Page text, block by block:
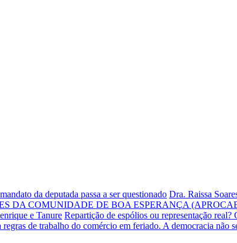
da deputada passa a ser questionado Dra. Raissa
DA COMUNIDADE DE BOA ESPERANÇA
e Tanure Repartição de espólios ou representação
de trabalho do comércio em feriado. A democracia não